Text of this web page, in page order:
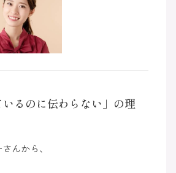
いるのに伝わらない」の理
んから、